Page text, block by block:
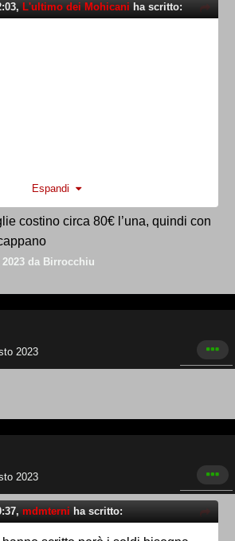
L'ultimo dei Mohicani ha scritto:
3 magliette ce scappino. Daje su
Espandi
costino circa 80€ l’una, quindi con
da Birrocchiu
2023
2023
mdmterni ha scritto: